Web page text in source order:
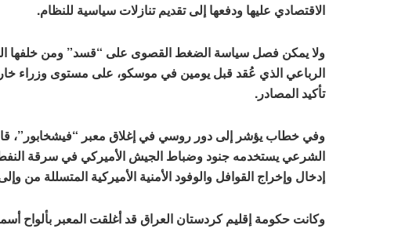
الاقتصادي عليها ودفعها إلى تقديم تنازلات سياسية للنظام.
ولا يمكن فصل سياسة الضغط القصوى على “قسد” ومن خلفها
الرباعي الذي عُقد قبل يومين في موسكو، على مستوى وزراء
تأكيد المصادر.
وفي خطاب يؤشر إلى دور روسي في إغلاق معبر “فيشخابور”،
الشرعي يستخدمه جنود وضباط الجيش الأميركي في سرقة النفط
إدخال وإخراج القوافل والوفود الأمنية الأميركية المتسللة من
وكانت حكومة إقليم كردستان العراق قد أغلقت المعبر بألواح